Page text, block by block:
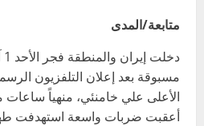
متابعة/المدى
مسبوقة بعد إعلان التلفزيون
الأعلى علي خامنئي، منهياً ساعات
أعقبت ضربات واسعة استهدفت